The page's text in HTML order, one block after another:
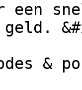
een
geld.
&